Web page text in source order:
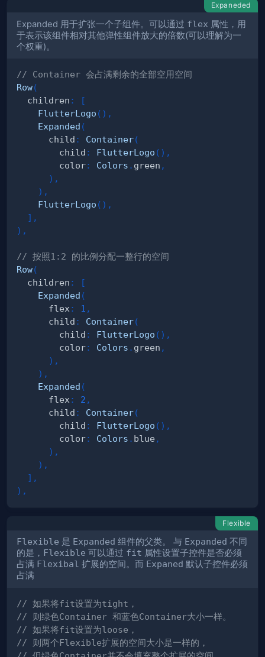
Expaneded
Expanded 用于扩张一个子组件。可以通过 flex 属性，用
于表示该组件相对其他弹性组件放大的倍数(可以理解为一
个权重)。
// Container 会占满剩余的全部空用空间
Row(
  children
:
[
FlutterLogo ( ) ,
Expanded (
      child
: Container(
        child
: FlutterLogo ( ) ,
        color
: Colors . green ,
) ,
) ,
FlutterLogo ( ) ,
] ,
) ,
// 按照1:2 的比例分配一整行的空间
Row(
  children
:
[
Expanded (
      flex
: 1 ,
      child
: Container(
        child
: FlutterLogo ( ) ,
        color
: Colors . green ,
) ,
) ,
Expanded (
      flex
: 2 ,
      child
: Container(
        child
: FlutterLogo ( ) ,
        color
: Colors . blue ,
) ,
) ,
] ,
) ,
Flexible
Flexible 是 Expanded 组件的父类。 与 Expanded 不同
的是， Flexible 可以通过 fit 属性设置子控件是否必须
占满 Flexibal 扩展的空间。而 Expaned 默认子控件必须
占满
// 如果将fit设置为tight，
// 则绿色Container 和蓝色Container大小一样。
// 如果将fit设置为loose，
// 则两个Flexible扩展的空间大小是一样的，